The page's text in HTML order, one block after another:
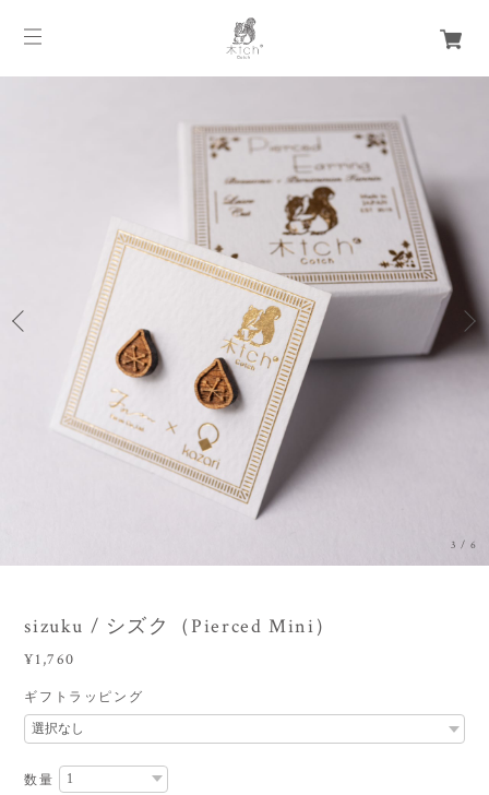
3 /6
sizuku / シズク（Pierced Mini）
¥1,760
ギフトラッピング
数量